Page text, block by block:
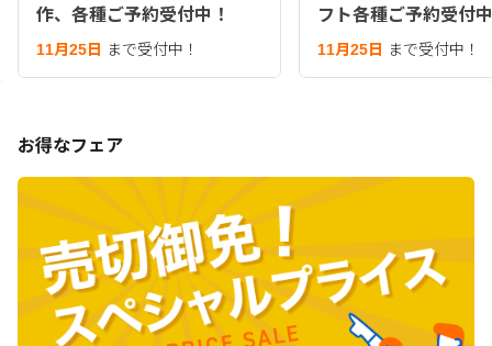
作、各種ご予約受付中！
11月25日 まで受付中！
フト各種ご予約受付
11月25日 まで受付中！
お得なフェア